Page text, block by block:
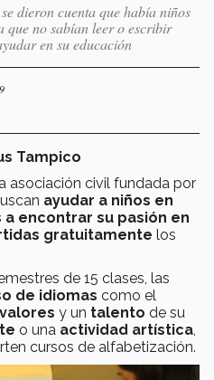
dieron cuenta que había niños
no sabían leer o escribir
en su educación
Tampico
asociación civil fundada por
ayudar a niños en
encontrar su pasión en
gratuitamente los
de 15 clases, las
de idiomas como el
valores y un talento de su
o una actividad artística
cursos de alfabetización.